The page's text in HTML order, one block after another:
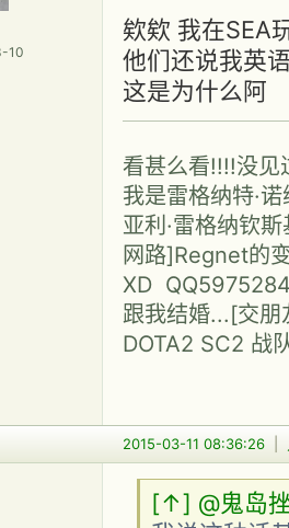
10
欸欸 我在SEA
他们还说我英
这是为什么阿
看甚么看!!!!没见
我是雷格纳特·
亚利·雷格纳钦
网路]Regnet的
XD
跟我结婚...[交
DOTA2 SC2 战
2015-03-11 08:36:26
[↑] @鬼岛